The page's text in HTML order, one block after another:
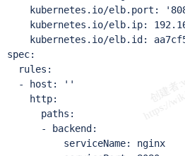
kubernetes.io/elb.port:
kubernetes.io/elb.ip:
kubernetes.io/elb.id:
spec:
  rules:
  - host: ''
    http:
      paths:
      - backend:
          serviceName: nginx